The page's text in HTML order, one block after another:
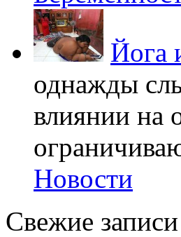
Йога
однажды
влиянии на
Новости
Свежие записи